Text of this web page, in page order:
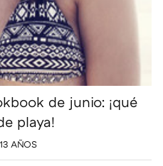
de junio: ¡qué
playa!
AÑOS